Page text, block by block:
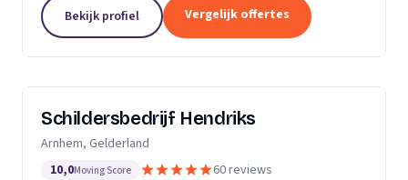
een gevestigde naam in de provincie Noord-Holland,
met een bijzondere...
Bekijk profiel Vergelijk offertes
Schildersbedrijf Hendriks
Arnhem, Gelderland
10,0Moving Score 60 reviews